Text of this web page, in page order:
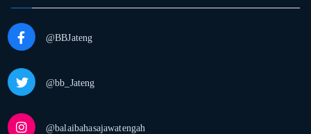
@BBJateng
@bb_Jateng
@balaibahasajawatengah